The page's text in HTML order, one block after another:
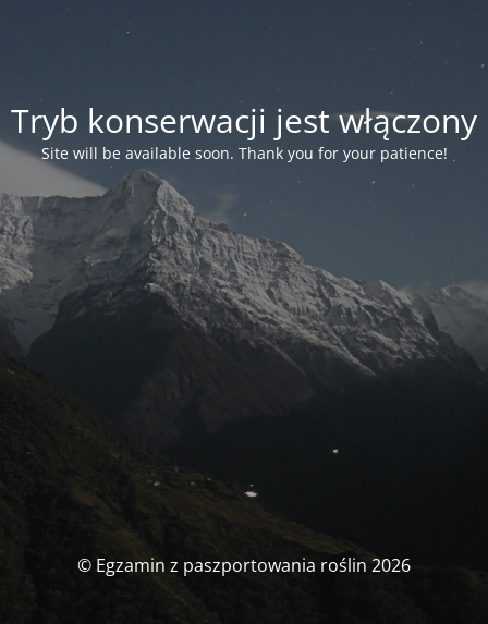
Tryb konserwacji jest włączony
Site will be available soon. Thank you for your patience!
© Egzamin z paszportowania roślin 2026